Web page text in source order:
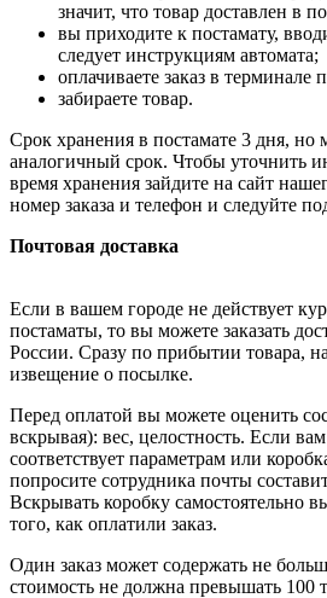
значит, что товар доставлен в
вы приходите к постамату,
следует инструкциям автомата;
оплачиваете заказ в терминале
забираете товар.
Срок хранения в постамате 3 дня,
аналогичный срок. Чтобы уточнить
время хранения зайдите на сайт
номер заказа и телефон и следуйте
Почтовая доставка
Если в вашем городе не действует
постаматы, то вы можете заказать
России. Сразу по прибытии товара,
извещение о посылке.
Перед оплатой вы можете оценить
вскрывая): вес, целостность. Если
соответствует параметрам или
попросите сотрудника почты
Вскрывать коробку самостоятельно
того, как оплатили заказ.
Один заказ может содержать не
стоимость не должна превышать 100